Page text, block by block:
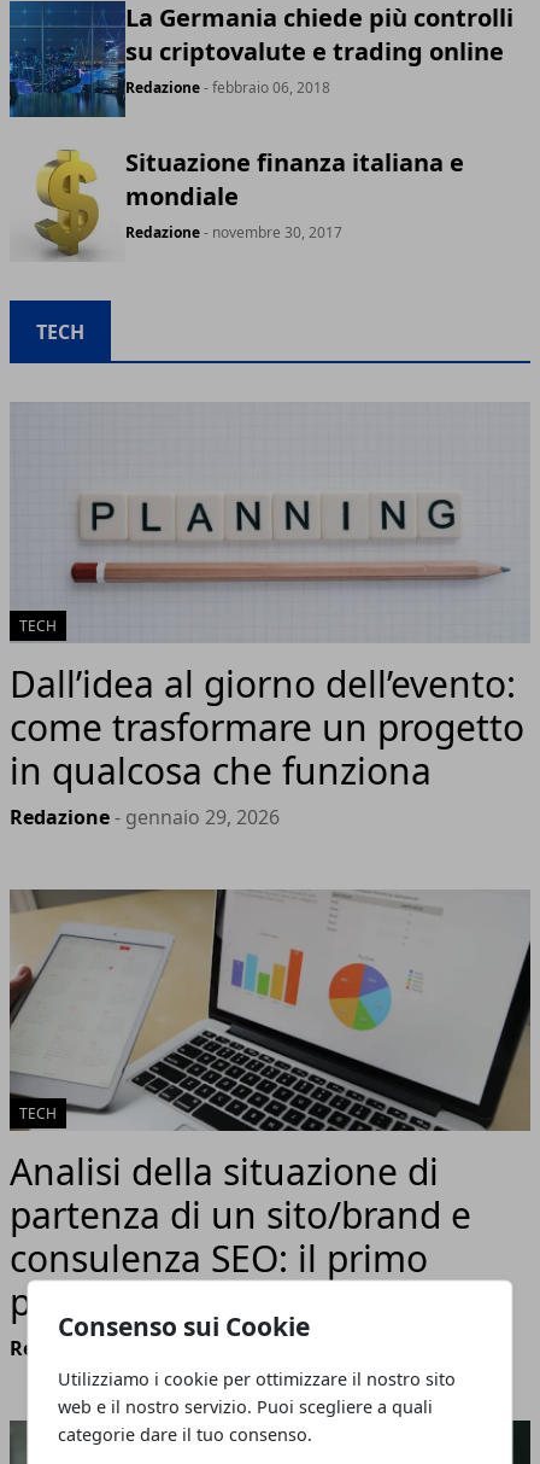
Consenso sui Cookie
Utilizziamo i cookie per ottimizzare il nostro sito
web e il nostro servizio. Puoi scegliere a quali
categorie dare il tuo consenso.
La Germania chiede più controlli
su criptovalute e trading online
Redazione- febbraio 06, 2018
Situazione finanza italiana e
mondiale
Redazione- novembre 30, 2017
TECH
TECH
Dall’idea al giorno dell’evento:
come trasformare un progetto
in qualcosa che funziona
Redazione- gennaio 29, 2026
TECH
Analisi della situazione di
partenza di un sito/brand e
consulenza SEO: il primo
passo per il successo online
Redazione